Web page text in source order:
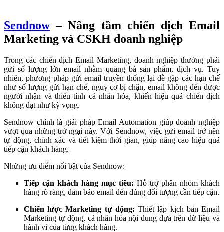
Sendnow– Nâng tầm chiến dịch Email
Marketing và CSKH doanh nghiệp
Trong các chiến dịch Email Marketing, doanh nghiệp thường phải
gửi số lượng lớn email nhằm quảng bá sản phẩm, dịch vụ. Tuy
nhiên, phương pháp gửi email truyền thống lại dễ gặp các hạn chế
như số lượng gửi hạn chế, nguy cơ bị chặn, email không đến được
người nhận và thiếu tính cá nhân hóa, khiến hiệu quả chiến dịch
không đạt như kỳ vọng.
Sendnow chính là giải pháp Email Automation giúp doanh nghiệp
vượt qua những trở ngại này. Với Sendnow, việc gửi email trở nên
tự động, chính xác và tiết kiệm thời gian, giúp nâng cao hiệu quả
tiếp cận khách hàng.
Những ưu điểm nổi bật của Sendnow:
Tiếp cận khách hàng mục tiêu: Hỗ trợ phân nhóm khách
hàng rõ ràng, đảm bảo email đến đúng đối tượng cần tiếp cận.
Chiến lược Marketing tự động: Thiết lập kịch bản Email
Marketing tự động, cá nhân hóa nội dung dựa trên dữ liệu và
hành vi của từng khách hàng.